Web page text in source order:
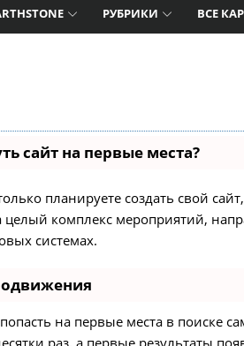
РУБРИКИ ВСЕ
сайт на первые места?
планируете создать свой
целый комплекс мероприятий,
системах.
на первые места в поиске
раз, а первые результаты